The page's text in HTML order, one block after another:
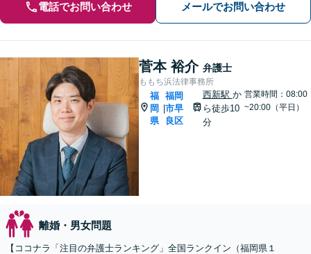
電話でお問い合わせ メールでお問い合わせ
菅本 裕介 弁護士
ももち浜法律事務所
福
岡
県
福岡
市早
良区
西新駅 か
ら徒歩10
分
営業時間：08:00
~20:00（平日）
離婚・男女問題
【ココナラ「注目の弁護士ランキング」全国ランクイン（福岡県１